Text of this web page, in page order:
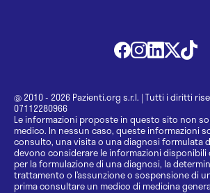
@ 2010 - 2026 Pazienti.org s.r.l. | Tutti i diritti
07112280966
Le informazioni proposte in questo sito non
medico. In nessun caso, queste informazioni
consulto, una visita o una diagnosi formulata
devono considerare le informazioni
per la formulazione di una diagnosi, la
trattamento o l’assunzione o sospensione di
prima consultare un medico di medicina